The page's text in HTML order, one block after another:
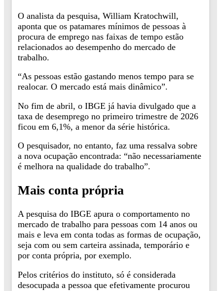
O analista da pesquisa, William Kratochwill,
aponta que os patamares mínimos de pessoas à
procura de emprego nas faixas de tempo estão
relacionados ao desempenho do mercado de
trabalho.
“As pessoas estão gastando menos tempo para se
realocar. O mercado está mais dinâmico”.
No fim de abril, o IBGE já havia divulgado que a
taxa de desemprego no primeiro trimestre de 2026
ficou em 6,1%, a menor da série histórica.
O pesquisador, no entanto, faz uma ressalva sobre
a nova ocupação encontrada: “não necessariamente
é melhora na qualidade do trabalho”.
Mais conta própria
A pesquisa do IBGE apura o comportamento no
mercado de trabalho para pessoas com 14 anos ou
mais e leva em conta todas as formas de ocupação,
seja com ou sem carteira assinada, temporário e
por conta própria, por exemplo.
Pelos critérios do instituto, só é considerada
desocupada a pessoa que efetivamente procurou